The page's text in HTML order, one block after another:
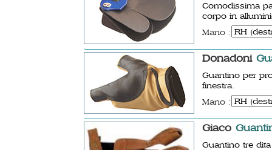
Comodissima
corpo in
Mano :
Donadoni
Guantino per
finestra.
Mano :
Giaco
Guantino tre